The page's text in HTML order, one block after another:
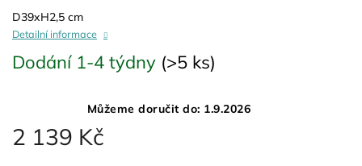
2 139 Kč
Dodání 1-4 týdny (>5 ks)
Můžeme doručit do: 1.9.2026
D39xH2,5 cm
Detailní informace